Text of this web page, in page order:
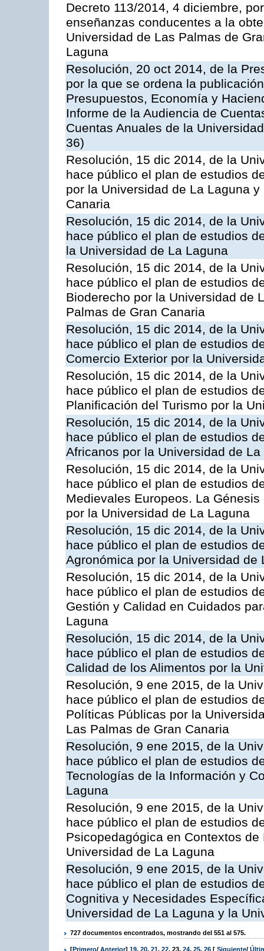
Decreto 113/2014, 4 diciembre,
enseñanzas conducentes a la
Universidad de Las Palmas de
Laguna
Resolución, 20 oct 2014, de la
por la que se ordena la
Presupuestos, Economía y
Informe de la Audiencia de
Cuentas Anuales de la
36)
Resolución, 15 dic 2014, de la
hace público el plan de estudios
por la Universidad de La Laguna
Canaria
Resolución, 15 dic 2014, de la
hace público el plan de estudios
la Universidad de La Laguna
Resolución, 15 dic 2014, de la
hace público el plan de estudios
Bioderecho por la Universidad de
Palmas de Gran Canaria
Resolución, 15 dic 2014, de la
hace público el plan de estudios
Comercio Exterior por la
Resolución, 15 dic 2014, de la
hace público el plan de estudios
Planificación del Turismo por la
Resolución, 15 dic 2014, de la
hace público el plan de estudios
Africanos por la Universidad de La
Resolución, 15 dic 2014, de la
hace público el plan de estudios
Medievales Europeos. La
por la Universidad de La Laguna
Resolución, 15 dic 2014, de la
hace público el plan de estudios
Agronómica por la Universidad de
Resolución, 15 dic 2014, de la
hace público el plan de estudios
Gestión y Calidad en Cuidados
Laguna
Resolución, 15 dic 2014, de la
hace público el plan de estudios
Calidad de los Alimentos por la
Resolución, 9 ene 2015, de la
hace público el plan de estudios
Políticas Públicas por la
Las Palmas de Gran Canaria
Resolución, 9 ene 2015, de la
hace público el plan de estudios
Tecnologías de la Información y
Laguna
Resolución, 9 ene 2015, de la
hace público el plan de estudios
Psicopedagógica en Contextos
Universidad de La Laguna
Resolución, 9 ene 2015, de la
hace público el plan de estudios
Cognitiva y Necesidades
Universidad de La Laguna y la
727 documentos encontrados, mostrando del 551 al 575.
[Primero/ Anterior] 19, 20, 21, 22, 23, 24, 25, 26 [ Siguiente/